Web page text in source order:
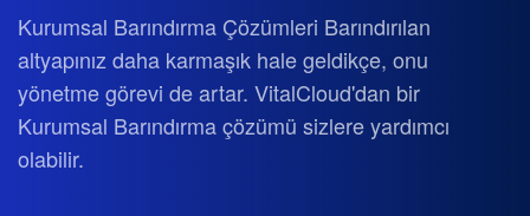
Kurumsal Barındırma Çözümleri Barındırılan
altyapınız daha karmaşık hale geldikçe, onu
yönetme görevi de artar. VitalCloud'dan bir
Kurumsal Barındırma çözümü sizlere yardımcı
olabilir.